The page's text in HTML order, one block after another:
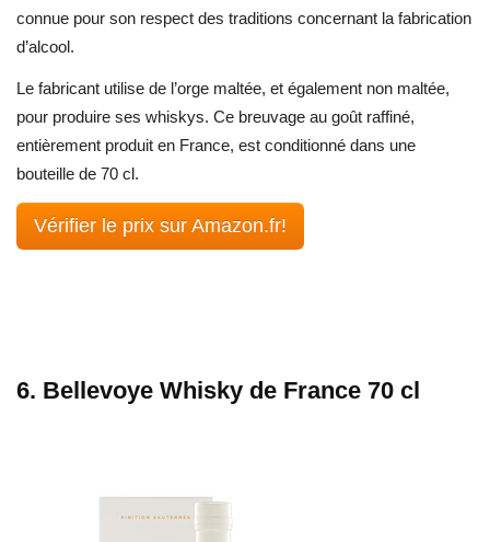
connue pour son respect des traditions concernant la fabrication
d’alcool.
Le fabricant utilise de l’orge maltée, et également non maltée,
pour produire ses whiskys. Ce breuvage au goût raffiné,
entièrement produit en France, est conditionné dans une
bouteille de 70 cl.
Vérifier le prix sur Amazon.fr!
6. Bellevoye Whisky de France 70 cl